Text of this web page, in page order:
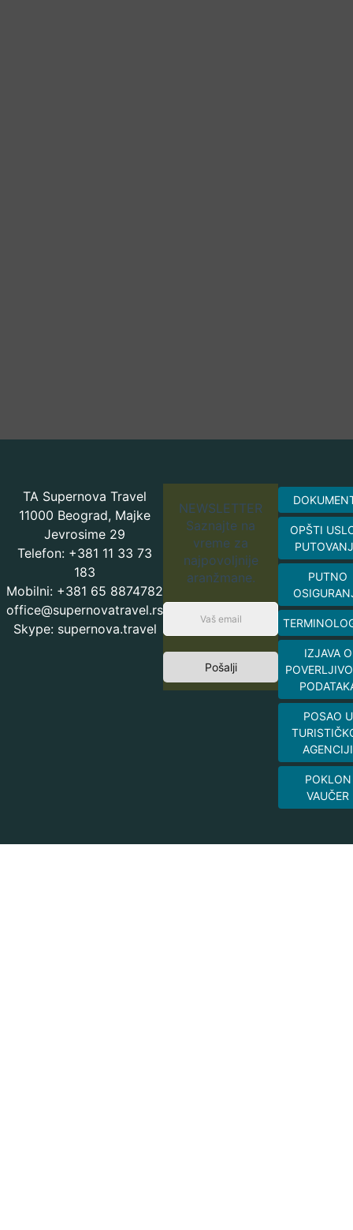
TA Supernova Travel
11000 Beograd, Majke
Jevrosime 29
Telefon: +381 11 33 73
183
Mobilni: +381 65 8874782
office@supernovatravel.rs
Skype: supernova.travel
NEWSLETTER
Saznajte na
vreme za
najpovoljnije
aranžmane.
Pošalji
OPŠTI
PUTNO
IZJAVA O
POSAO U
AGENCIJI
POKLON
VAUČER